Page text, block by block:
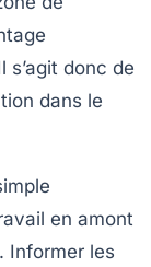
s’agit donc de
dans le
en amont
Informer les